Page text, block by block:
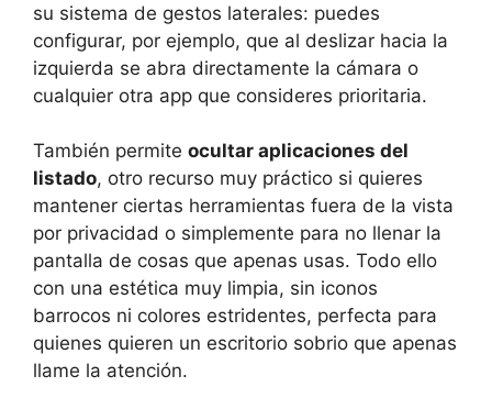
su sistema de gestos laterales: puedes
configurar, por ejemplo, que al deslizar hacia la
izquierda se abra directamente la cámara o
cualquier otra app que consideres prioritaria.
También permite ocultar aplicaciones del
listado, otro recurso muy práctico si quieres
mantener ciertas herramientas fuera de la vista
por privacidad o simplemente para no llenar la
pantalla de cosas que apenas usas. Todo ello
con una estética muy limpia, sin iconos
barrocos ni colores estridentes, perfecta para
quienes quieren un escritorio sobrio que apenas
llame la atención.